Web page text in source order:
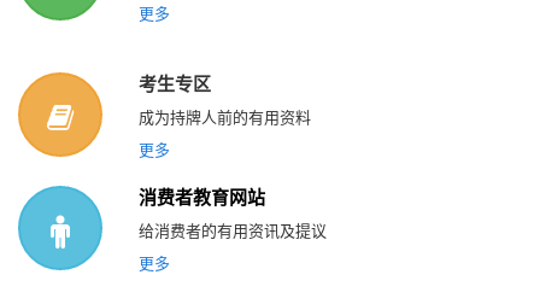
更多
考生专区
成为持牌人前的有用资料
更多
消费者教育网站
给消费者的有用资讯及提议
更多